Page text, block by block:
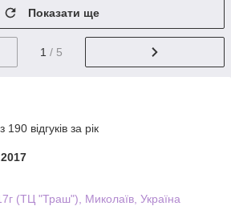
Показати ще
1 / 5
відгуків за рік
(ТЦ "Траш"), Миколаїв, Україна